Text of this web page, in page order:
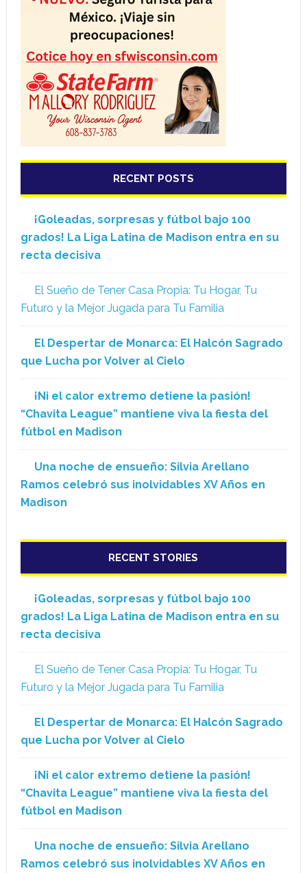
RECENT POSTS
¡Goleadas, sorpresas y fútbol bajo 100
grados! La Liga Latina de Madison entra en su
recta decisiva
El Sueño de Tener Casa Propia: Tu Hogar, Tu
Futuro y la Mejor Jugada para Tu Familia
El Despertar de Monarca: El Halcón Sagrado
que Lucha por Volver al Cielo
¡Ni el calor extremo detiene la pasión!
“Chavita League” mantiene viva la fiesta del
fútbol en Madison
Una noche de ensueño: Silvia Arellano
Ramos celebró sus inolvidables XV Años en
Madison
RECENT STORIES
¡Goleadas, sorpresas y fútbol bajo 100
grados! La Liga Latina de Madison entra en su
recta decisiva
El Sueño de Tener Casa Propia: Tu Hogar, Tu
Futuro y la Mejor Jugada para Tu Familia
El Despertar de Monarca: El Halcón Sagrado
que Lucha por Volver al Cielo
¡Ni el calor extremo detiene la pasión!
“Chavita League” mantiene viva la fiesta del
fútbol en Madison
Una noche de ensueño: Silvia Arellano
Ramos celebró sus inolvidables XV Años en